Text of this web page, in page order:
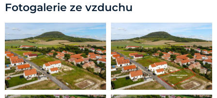
Fotogalerie ze vzduchu